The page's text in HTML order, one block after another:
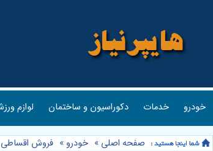
خودرو خدمات دکوراسیون و ساختمان لوازم
صفحه اصلی » خودرو » فروش اقساطی